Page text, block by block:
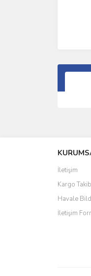
İletişim
Kargo
Havale
İletişim